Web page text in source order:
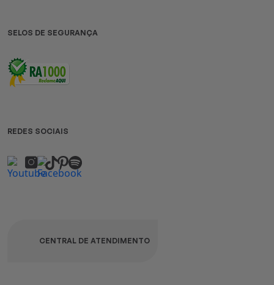
SELOS DE SEGURANÇA
REDES SOCIAIS
CENTRAL DE ATENDIMENTO